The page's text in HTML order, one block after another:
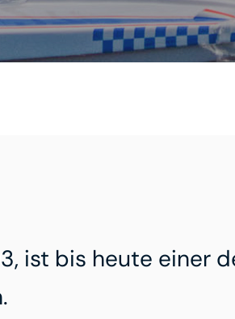
ist bis heute einer